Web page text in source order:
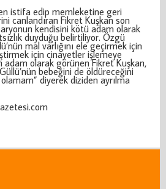
istifa edip memleketine geri
canlandıran Fikret Kuşkan son
kendisini kötü adam olarak
duyduğu belirtiliyor. Özgü
mal varlığını ele geçirmek için
için cinayetler işlemeye
adam olarak görünen Fikret Kuşkan,
bebeğini de öldüreceğini
diyerek diziden ayrılma